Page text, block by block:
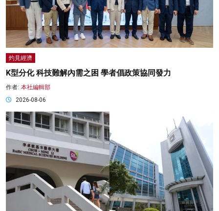
灼見經濟
K型分化 科技難解內需之困 學者倡政策協同發力
作者: 本社編輯部
2026-08-06